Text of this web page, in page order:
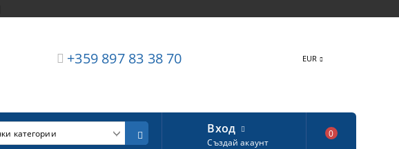
+359 897 83 38 70 EUR
Вход
Създай акаунт
0